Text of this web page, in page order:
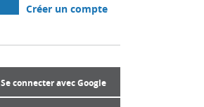
Créer un compte
Se connecter avec Google